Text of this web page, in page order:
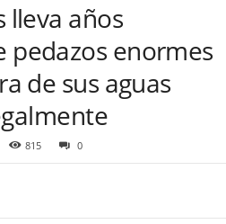
lleva años
pedazos enormes
de sus aguas
815 0